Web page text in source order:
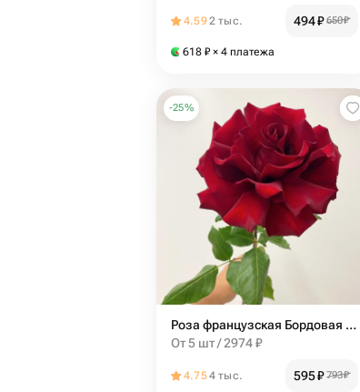
4.592 тыс. 494₽ 650₽
618 ₽ × 4 платежа
-25%
Роза французская Бордовая 70 см
От 5 шт / 2974 ₽
4.754 тыс. 595₽ 793₽